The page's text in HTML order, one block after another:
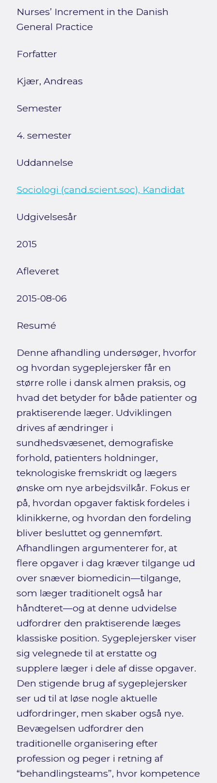
Nurses’ Increment in the Danish
General Practice
Forfatter
Kjær, Andreas
Semester
4. semester
Uddannelse
Sociologi (cand.scient.soc), Kandidat
Udgivelsesår
2015
Afleveret
2015-08-06
Resumé
Denne afhandling undersøger, hvorfor
og hvordan sygeplejersker får en
større rolle i dansk almen praksis, og
hvad det betyder for både patienter og
praktiserende læger. Udviklingen
drives af ændringer i
sundhedsvæsenet, demografiske
forhold, patienters holdninger,
teknologiske fremskridt og lægers
ønske om nye arbejdsvilkår. Fokus er
på, hvordan opgaver faktisk fordeles i
klinikkerne, og hvordan den fordeling
bliver besluttet og gennemført.
Afhandlingen argumenterer for, at
flere opgaver i dag kræver tilgange ud
over snæver biomedicin—tilgange,
som læger traditionelt også har
håndteret—og at denne udvidelse
udfordrer den praktiserende læges
klassiske position. Sygeplejersker viser
sig velegnede til at erstatte og
supplere læger i dele af disse opgaver.
Den stigende brug af sygeplejersker
ser ud til at løse nogle aktuelle
udfordringer, men skaber også nye.
Bevægelsen udfordrer den
traditionelle organisering efter
profession og peger i retning af
“behandlingsteams”, hvor kompetence